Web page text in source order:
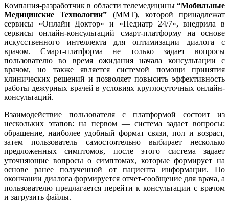
Компания-разработчик в области телемедицины “Мобильные
Медицинские Технологии” (ММТ), которой принадлежат
сервисы «Онлайн Доктор» и «Педиатр 24/7», внедрила в
сервисы онлайн-консультаций смарт-платформу на основе
искусственного интеллекта для оптимизации диалога с
врачом. Смарт-платформа не только задает вопросы
пользователю во время ожидания начала консультации с
врачом, но также является системой помощи принятия
клинических решений и позволяет повысить эффективность
работы дежурных врачей в условиях круглосуточных онлайн-
консультаций.
Взаимодействие пользователя с платформой состоит из
нескольких этапов: на первом — система задает вопросы:
обращение, наиболее удобный формат связи, пол и возраст,
затем пользователь самостоятельно выбирает несколько
предложенных симптомов, после этого система задает
уточняющие вопросы о симптомах, которые формирует на
основе ранее полученной от пациента информации. По
окончании диалога формируется отчет-сообщение для врача, а
пользователю предлагается перейти к консультации с врачом
и загрузить файлы.